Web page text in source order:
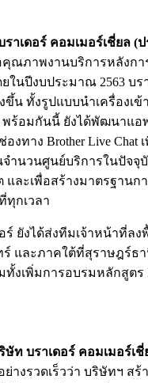
เดอร์ คอมเมอร์เชี่ยล (ป
ภาพงานบริการหลังก
นปีงบประมาณ 2563 บ
น ทั้งรูปแบบนำเครื่อง
ร้อมกันนี้ ยังได้พัฒนาแอ
ทาง Brother Live
นวนศูนย์บริการในปัจจุ
ะเพื่อสร้างมาตรฐานก
ทุกเวลา
ยังได้ส่งทีมเจ้าหน้าที่
และภาคใต้ที่สุราษฎร์
เพิ่มการอบรมหลักสูต
บราเดอร์ คอมเมอร์เชี่
งรวดเร็วว่า บริษัทฯ